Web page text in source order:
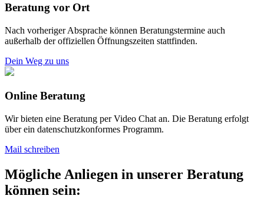
Beratung vor Ort
Nach vorheriger Absprache können Beratungstermine auch
außerhalb der offiziellen Öffnungszeiten stattfinden.
Dein Weg zu uns
Online Beratung
Wir bieten eine Beratung per Video Chat an. Die Beratung erfolgt
über ein datenschutzkonformes Programm.
Mail schreiben
Mögliche Anliegen in unserer Beratung
können sein: